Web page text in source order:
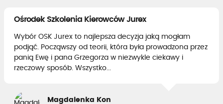
Ośrodek Szkolenia Kierowców Jurex
Wybór OSK Jurex to najlepsza decyzja jaką mogłam
podjąć. Począwszy od teorii, która była prowadzona przez
panią Ewę i pana Grzegorza w niezwykle ciekawy i
rzeczowy sposób. Wszystko...
Magdalenka Kon